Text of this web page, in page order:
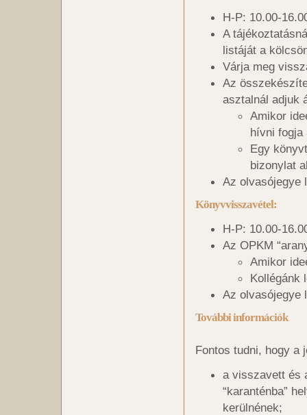
H-P: 10.00-
A
listáját a
Várja meg
Az
asztalnál adjuk
Amikor
hívni fogja
Egy
bizonylat
Az olvasójegye
Könyvvisszavétel:
H-P: 10.00-
Az OPKM
Amikor
Kollégánk
Az olvasójegye
További információk
Fontos tudni, hogy a
a visszavett és
“karanténba”
kerülnének;